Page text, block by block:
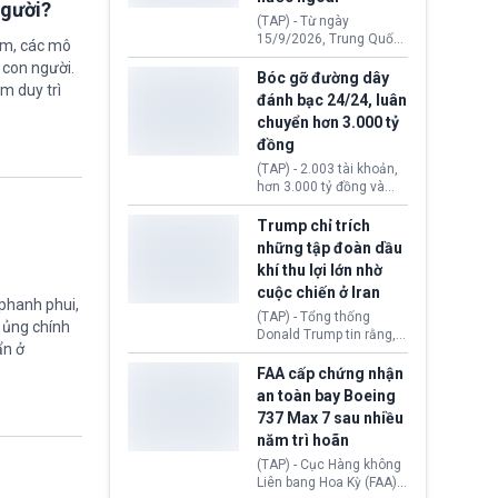
các mô
người.
duy trì
phui,
chính
ở
đến ổ dịch Salmonella
khiến ít nhất 110 người
mắc bệnh tại bang
Minnesota.
(TAP) - Từ ngày
15/9/2026, Trung Quốc
áp dụng quy định mới về
quản lý xuất nhập cảnh.
Một hành vi vi phạm giấy
tờ, xuất nhập cảnh trái
phép hay liên quan kiểm
soát công nghệ có thể
khiến công dân Trung
Quốc đối mặt lệnh cấm
xuất cảnh kéo dài tới 3
năm. Trong khi đó, người
nước ngoài sử dụng giấy
tờ giả có nguy cơ bị từ
chối nhập cảnh hoặc
cấm vào Trung Quốc tới
5 năm.
Bóc gỡ đường dây
đánh bạc 24/24, luân
chuyển hơn 3.000 tỷ
đồng
(TAP) - 2.003 tài khoản,
hơn 3.000 tỷ đồng và
một đường dây đánh
bạc xuyên quốc gia vận
hành 24/24 giờ vừa bị
Công an TP. Hải Phòng
(Việt Nam) bóc gỡ.
Trump chỉ trích
những tập đoàn dầu
khí thu lợi lớn nhờ
cuộc chiến ở Iran
(TAP) - Tổng thống
Donald Trump tin rằng, 2
tập đoàn dầu khí
ExxonMobil và Chevron
đã thu về lợi nhuận quá
lớn nhờ giá dầu tăng
mạnh suốt thời gian Hoa
Kỳ xảy ra xung đột ở
Iran. Trên cơ sở đó, lãnh
đạo Nhà Trắng kêu gọi
các doanh nghiệp cần
FAA cấp chứng nhận
an toàn bay Boeing
737 Max 7 sau nhiều
năm trì hoãn
(TAP) - Cục Hàng không
Liên bang Hoa Kỳ (FAA)